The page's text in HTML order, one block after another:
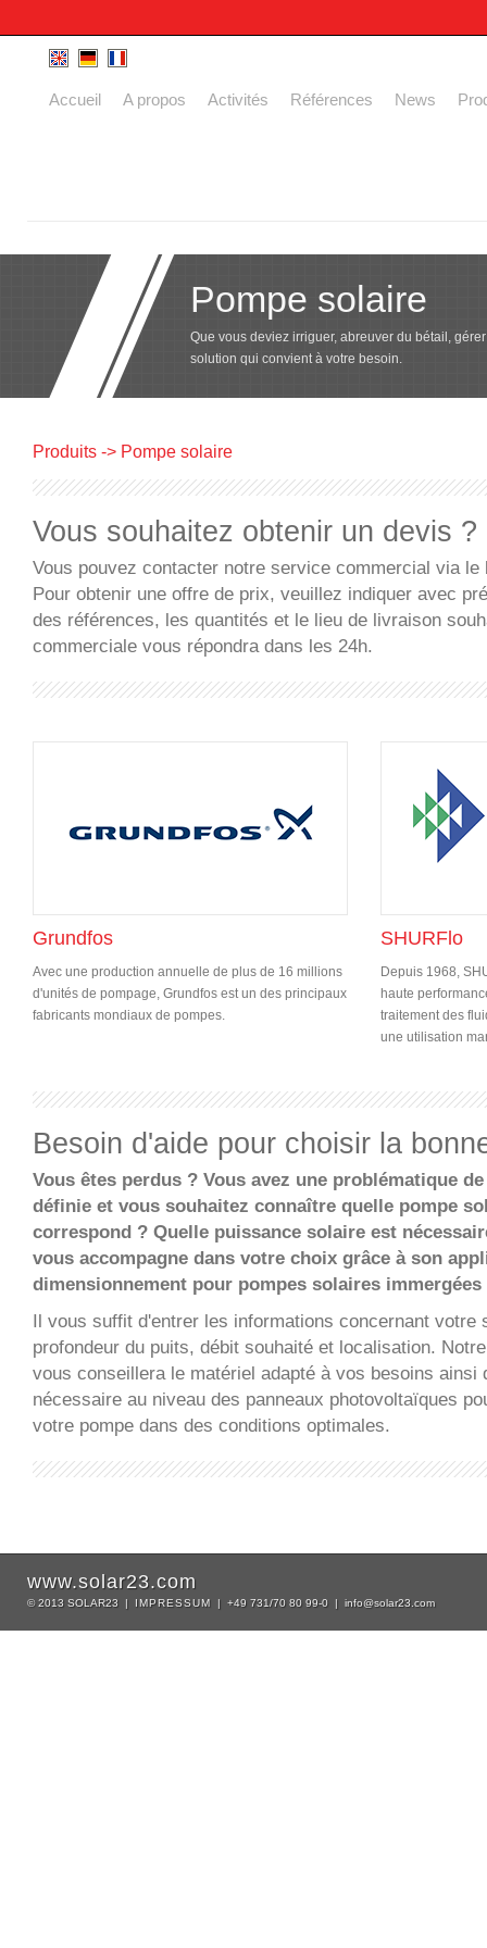
Accueil A propos Activités Références News
Pompe solaire
Que vous deviez irriguer, abreuver du bétail,
solution qui convient à votre besoin.
Produits -> Pompe solaire
Vous souhaitez obtenir un devis ?
Vous pouvez contacter notre service commercial via le
Pour obtenir une offre de prix, veuillez indiquer avec
des références, les quantités et le lieu de livraison
commerciale vous répondra dans les 24h.
Grundfos
Avec une production annuelle de plus de 16 millions
d'unités de pompage, Grundfos est un des principaux
fabricants mondiaux de pompes.
SHURFlo
Depuis 1968,
haute
traitement des
une utilisation
Besoin d'aide pour choisir la
Vous êtes perdus ? Vous avez une problématique
définie et vous souhaitez connaître quelle pompe
correspond ? Quelle puissance solaire est
vous accompagne dans votre choix grâce à son
dimensionnement pour pompes solaires
Il vous suffit d'entrer les informations concernant votre
profondeur du puits, débit souhaité et localisation.
vous conseillera le matériel adapté à vos besoins ainsi
nécessaire au niveau des panneaux photovoltaïques
votre pompe dans des conditions optimales.
www.solar23.com
© 2013 SOLAR23 | IMPRESSUM | +49 731/70 80 99-0 | info@solar23.com